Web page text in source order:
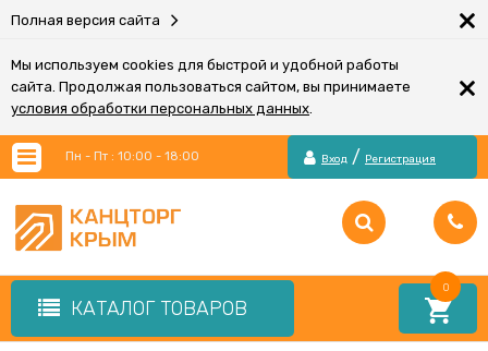
Полная версия сайта ×
Мы используем cookies для быстрой и удобной работы
сайта. Продолжая пользоваться сайтом, вы принимаете
условия обработки персональных данных.
×
Пн - Пт : 10:00 - 18:00 Вход / Регистрация
КАТАЛОГ ТОВАРОВ
0